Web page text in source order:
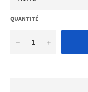
QUANTITÉ
− +